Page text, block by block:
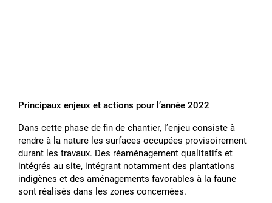
Principaux enjeux et actions pour lʼannée 2022
Dans cette phase de fin de chantier, lʼenjeu consiste à
rendre à la nature les surfaces occupées provisoirement
durant les travaux. Des réaménagement qualitatifs et
intégrés au site, intégrant notamment des plantations
indigènes et des aménagements favorables à la faune
sont réalisés dans les zones concernées.